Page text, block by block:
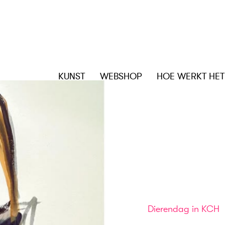
KUNST WEBSHOP HOE WERKT HET
Dierendag in KCH